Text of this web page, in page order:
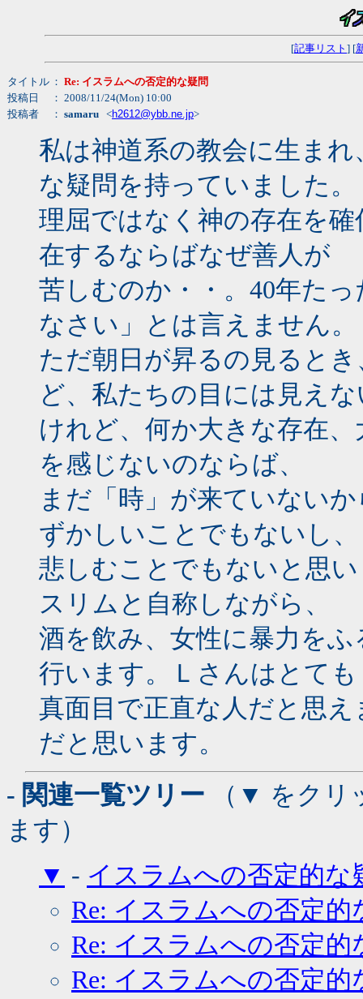
[記事リスト ] [
タイトル ： Re: イスラムへの否定的な疑問
投稿日
： 2008/11/24(Mon) 10:00
投稿者
： samaru <h2612@ybb.ne.jp>
私は神道系の教会に生ま
な疑問を持っていました。
理屈ではなく神の存在を
在するならばなぜ善人が
苦しむのか・・。40年た
なさい」とは言えません。
ただ朝日が昇るの見ると
ど、私たちの目には見えな
けれど、何か大きな存在
を感じないのならば、
まだ「時」が来ていない
ずかしいことでもないし、
悲しむことでもないと思
スリムと自称しながら、
酒を飲み、女性に暴力を
行います。Ｌさんはとても
真面目で正直な人だと思
だと思います。
- 関連一覧ツリー （▼ をクリ
ます）
▼ - イスラムへの否定的な
Re: イスラムへの否定的
Re: イスラムへの否定的
Re: イスラムへの否定的